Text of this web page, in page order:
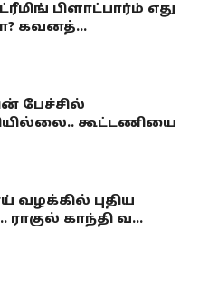
பிளாட்பார்ம் எது
கவனத்...
பேச்சில்
கூட்டணியை
வழக்கில் புதிய
ராகுல் காந்தி வ...